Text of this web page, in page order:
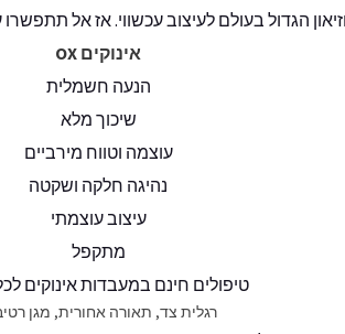
הגדול בעולם לעיצוב עכשווי. אז אל
אינוקים OX
הנעה חשמלית
שיכוך מלא
עוצמה וטווח מירביים
נהיגה חלקה ושקטה
עיצוב עוצמתי
מתקפל
טיפולים חינם במעבדות אינוקים
רגלית צד, תאורה אחורית, מגן